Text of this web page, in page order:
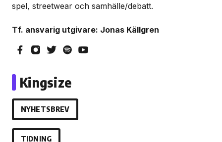
spel, streetwear och samhälle/debatt.
Tf. ansvarig utgivare: Jonas Källgren
Kingsize
NYHETSBREV
TIDNING